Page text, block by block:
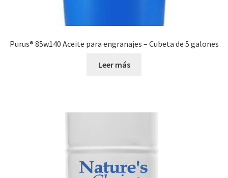
Purus® 85w140 Aceite para engranajes – Cubeta de 5 galones
Leer más